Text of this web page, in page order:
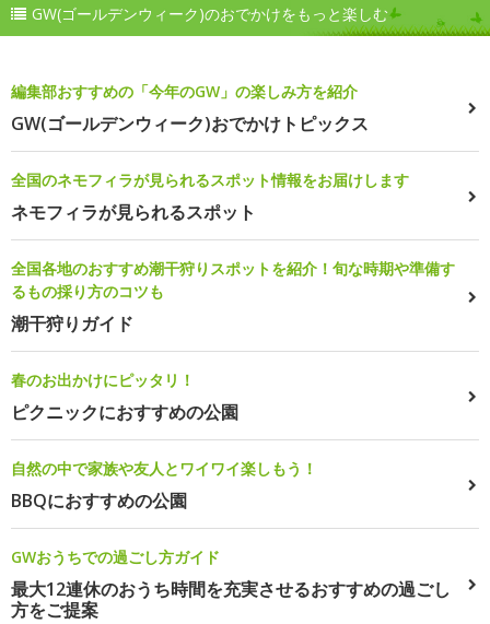
GW(ゴールデンウィーク)のおでかけをもっと楽しむ
編集部おすすめの「今年のGW」の楽しみ方を紹介
GW(ゴールデンウィーク)おでかけトピックス
全国のネモフィラが見られるスポット情報をお届けします
ネモフィラが見られるスポット
全国各地のおすすめ潮干狩りスポットを紹介！旬な時期や準備す
るもの採り方のコツも
潮干狩りガイド
春のお出かけにピッタリ！
ピクニックにおすすめの公園
自然の中で家族や友人とワイワイ楽しもう！
BBQにおすすめの公園
GWおうちでの過ごし方ガイド
最大12連休のおうち時間を充実させるおすすめの過ごし
方をご提案